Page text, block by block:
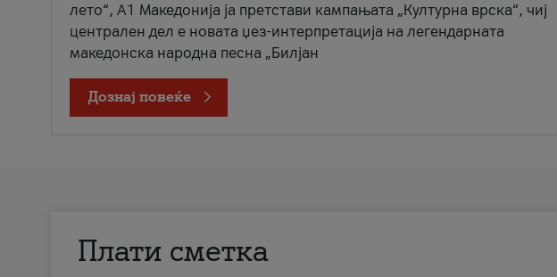
лето“, А1 Македонија ја претстави кампањата „Културна врска“, чиј
централен дел е новата џез-интерпретација на легендарната
македонска народна песна „Билјан
Дознај повеќе
Плати сметка